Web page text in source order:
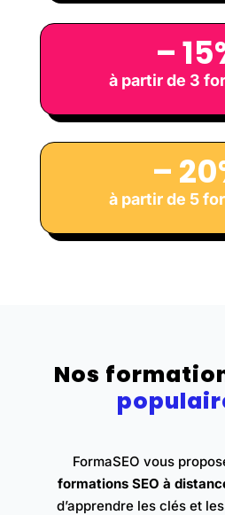
–
à partir de 3
–
à partir de 5
Nos
FormaSEO vous
formations SEO à
d’apprendre les clés et